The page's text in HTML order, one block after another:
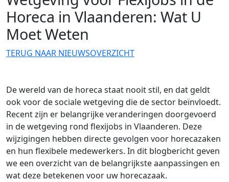
Horeca in Vlaanderen: Wat U
Moet Weten
TERUG NAAR NIEUWSOVERZICHT
De wereld van de horeca staat nooit stil, en dat geldt
ook voor de sociale wetgeving die de sector beïnvloedt.
Recent zijn er belangrijke veranderingen doorgevoerd
in de wetgeving rond flexijobs in Vlaanderen. Deze
wijzigingen hebben directe gevolgen voor horecazaken
en hun flexibele medewerkers. In dit blogbericht geven
we een overzicht van de belangrijkste aanpassingen en
wat deze betekenen voor uw horecazaak.